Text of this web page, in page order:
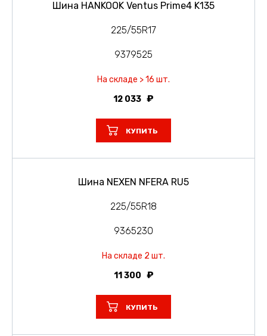
Шина HANKOOK Ventus Prime4 K135
225/55R17
9379525
На складе > 16 шт.
12 033
КУПИТЬ
Шина NEXEN NFERA RU5
225/55R18
9365230
На складе 2 шт.
11 300
КУПИТЬ